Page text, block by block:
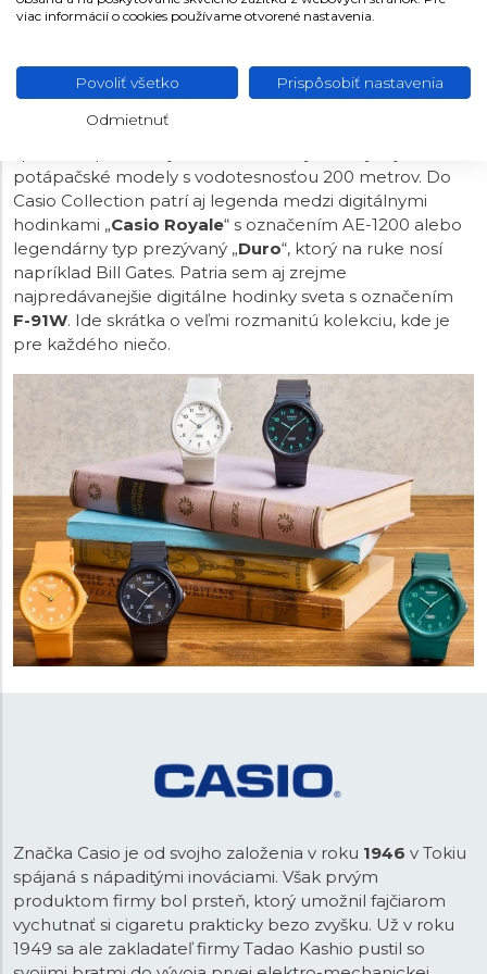
veľkostí, farieb a funkcií. Rad ponúka prevažne
quartzovémodely s analógovým, digitálnym aj
kombinovaným zobrazením času, spoločenské,
potápačské modely s vodotesnosťou 200 metrov. Do
Casio Collection patrí aj legenda medzi digitálnymi
hodinkami „Casio Royale“ s označením AE-1200 alebo
legendárny typ prezývaný „Duro“, ktorý na ruke nosí
napríklad Bill Gates. Patria sem aj zrejme
najpredávanejšie digitálne hodinky sveta s označením
F-91W. Ide skrátka o veľmi rozmanitú kolekciu, kde je
pre každého niečo.
Značka Casio je od svojho založenia v roku 1946 v Tokiu
spájaná s nápaditými inováciami. Však prvým
produktom firmy bol prsteň, ktorý umožnil fajčiarom
vychutnať si cigaretu prakticky bezo zvyšku. Už v roku
1949 sa ale zakladateľ firmy Tadao Kashio pustil so
viac informácií o cookies používame otvorené nastavenia.
Povoliť všetko Prispôsobiť nastavenia
Odmietnuť